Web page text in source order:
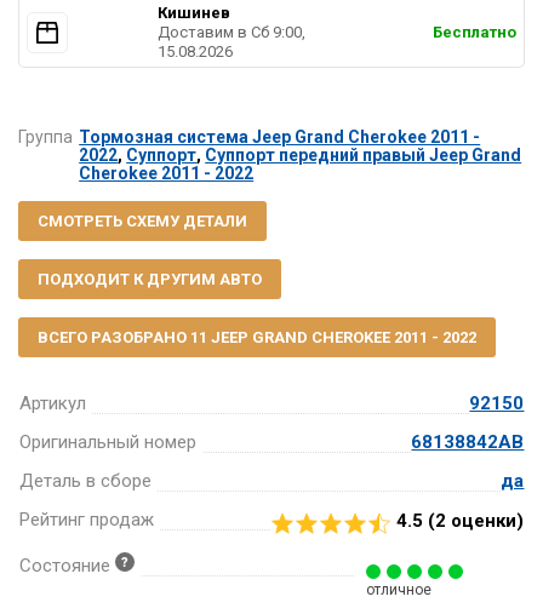
Артикул
92150
Оригинальный номер
68138842AB
Деталь в сборе
да
Рейтинг продаж
4.5 (2 оценки)
Состояние
отличное
Кишинев
Доставим в Cб 9:00,
15.08.2026
Бесплатно
Группа Тормозная система Jeep Grand Cherokee 2011 -
2022, Суппорт, Суппорт передний правый Jeep Grand
Cherokee 2011 - 2022
СМОТРЕТЬ СХЕМУ ДЕТАЛИ
ПОДХОДИТ К ДРУГИМ АВТО
ВСЕГО РАЗОБРАНО 11 JEEP GRAND CHEROKEE 2011 - 2022